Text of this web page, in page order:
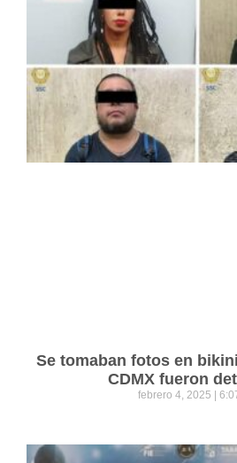
Se tomaban fotos en
CDMX fueron
febrero 4, 2025